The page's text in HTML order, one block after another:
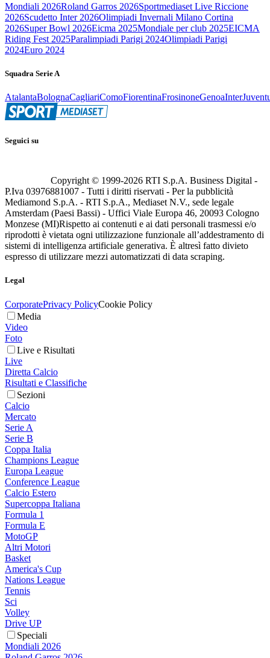
Mondiali 2026Roland Garros 2026Sportmediaset Live Riccione
2026Scudetto Inter 2026Olimpiadi Invernali Milano Cortina
2026Super Bowl 2026Eicma 2025Mondiale per club 2025EICMA
Riding Fest 2025Paralimpiadi Parigi 2024Olimpiadi Parigi
2024Euro 2024
Squadra Serie A
AtalantaBolognaCagliariComoFiorentinaFrosinoneGenoaInter
Seguici su
Copyright © 1999-2026 RTI S.p.A. Business Digital -
P.Iva 03976881007 - Tutti i diritti riservati - Per la pubblicità
Mediamond S.p.A. - RTI S.p.A., Mediaset N.V., sede legale
Amsterdam (Paesi Bassi) - Uffici Viale Europa 46, 20093 Cologno
Monzese (MI)Rispetto ai contenuti e ai dati personali trasmessi e/o
riprodotti è vietata ogni utilizzazione funzionale all’addestramento di
sistemi di intelligenza artificiale generativa. È altresì fatto divieto
espresso di utilizzare mezzi automatizzati di data scraping.
Legal
CorporatePrivacy PolicyCookie Policy
Media
Video
Foto
Live e Risultati
Live
Diretta Calcio
Risultati e Classifiche
Sezioni
Calcio
Mercato
Serie A
Serie B
Coppa Italia
Champions League
Europa League
Conference League
Calcio Estero
Supercoppa Italiana
Formula 1
Formula E
MotoGP
Altri Motori
Basket
America's Cup
Nations League
Tennis
Sci
Volley
Drive UP
Speciali
Mondiali 2026